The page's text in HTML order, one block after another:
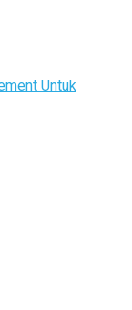
Untuk